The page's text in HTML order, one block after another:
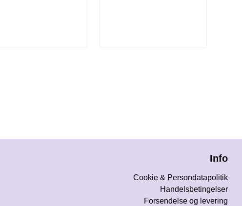
Info
Cookie & Persondatapolitik
Handelsbetingelser
Forsendelse og levering